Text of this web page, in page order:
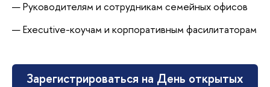
Руководителям и сотрудникам семейных офисов
Executive-коучам и корпоративным фасилитаторам
Зарегистрироваться на День открытых